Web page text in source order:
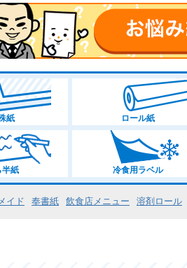
紙 ロール紙
半紙 冷食用ラベル
イド 奉書紙 飲食店メニュー 溶剤ロール